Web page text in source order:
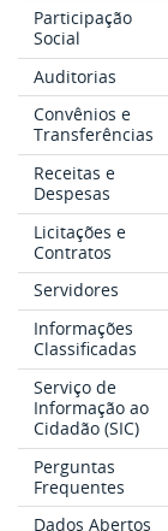
Participação
Social
Auditorias
Convênios e
Transferências
Receitas e
Despesas
Licitações e
Contratos
Servidores
Informações
Classificadas
Serviço de
Informação ao
Cidadão (SIC)
Perguntas
Frequentes
Dados Abertos